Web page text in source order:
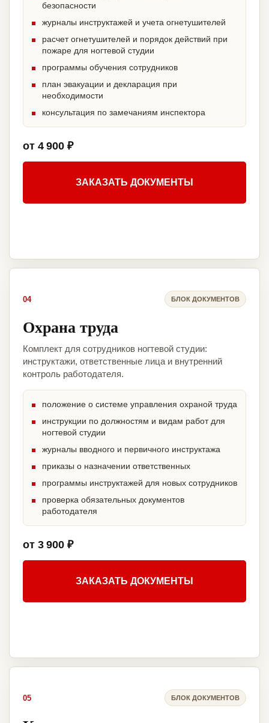
безопасности
журналы инструктажей и учета огнетушителей
расчет огнетушителей и порядок действий при
пожаре для ногтевой студии
программы обучения сотрудников
план эвакуации и декларация при
необходимости
консультация по замечаниям инспектора
от 4 900 ₽
ЗАКАЗАТЬ ДОКУМЕНТЫ
04 БЛОК ДОКУМЕНТОВ
Охрана труда
Комплект для сотрудников ногтевой студии:
инструктажи, ответственные лица и внутренний
контроль работодателя.
положение о системе управления охраной труда
инструкции по должностям и видам работ для
ногтевой студии
журналы вводного и первичного инструктажа
приказы о назначении ответственных
программы инструктажей для новых сотрудников
проверка обязательных документов
работодателя
от 3 900 ₽
ЗАКАЗАТЬ ДОКУМЕНТЫ
05 БЛОК ДОКУМЕНТОВ